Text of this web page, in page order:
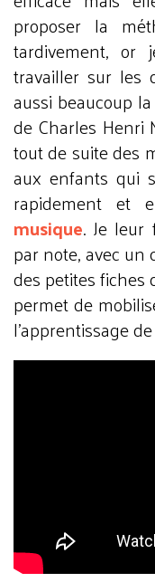
proposer la
tardivement, or
travailler sur les
aussi beaucoup
de Charles Henri
tout de suite des
aux enfants qui
rapidement et
musique. Je leur
par note, avec un
des petites fiches
permet de
l’apprentissage